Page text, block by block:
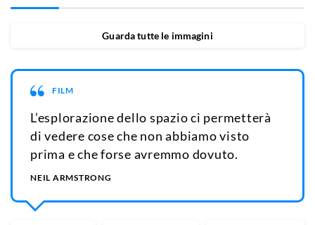
Guarda tutte le immagini
FILM
L’esplorazione dello spazio ci permetterà
di vedere cose che non abbiamo visto
prima e che forse avremmo dovuto.
NEIL ARMSTRONG